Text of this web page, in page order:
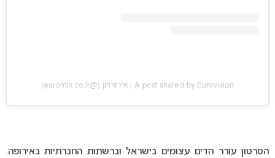
A post shared by Eurovision | אירוויזיון (@euromix.co.il)
הסרטון עורר הדים עצומים בישראל וברשתות החברתיות באירופה.